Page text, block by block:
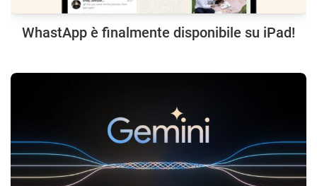
WhastApp è finalmente disponibile su iPad!